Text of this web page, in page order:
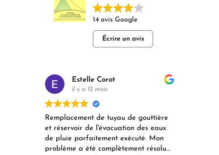
14 avis Google
Écrire un avis
Estelle Corot
il y a 12 mois
Remplacement de tuyau de gouttière
et réservoir de l'évacuation des eaux
de pluie parfaitement exécuté. Mon
problème a été complètement résolu